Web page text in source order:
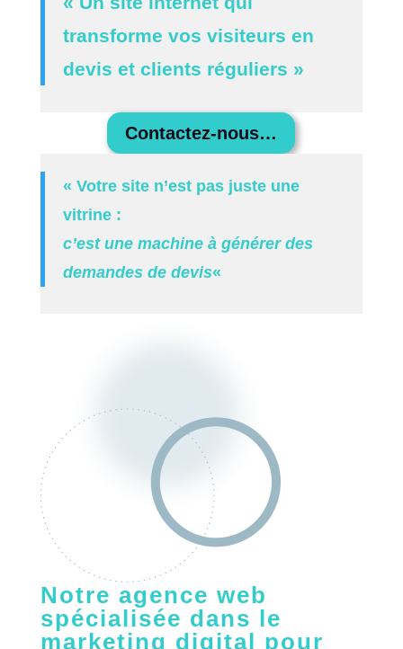
transforme vos visiteurs en
devis et clients réguliers »
Contactez-nous…
« Votre site n’est pas juste une
vitrine :
c’est une machine à générer des
demandes de devis«
Notre agence web
spécialisée dans le
marketing digital pour